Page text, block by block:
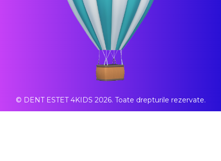
© DENT ESTET 4KIDS 2026. Toate drepturile rezervate.